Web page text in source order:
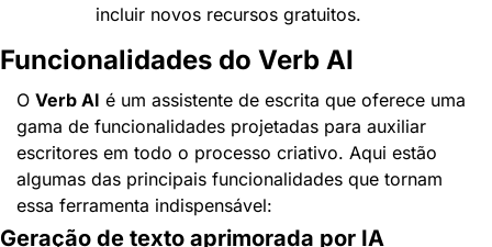
incluir novos recursos gratuitos.
Funcionalidades do Verb AI
O Verb AI é um assistente de escrita que oferece uma
gama de funcionalidades projetadas para auxiliar
escritores em todo o processo criativo. Aqui estão
algumas das principais funcionalidades que tornam
essa ferramenta indispensável:
Geração de texto aprimorada por IA